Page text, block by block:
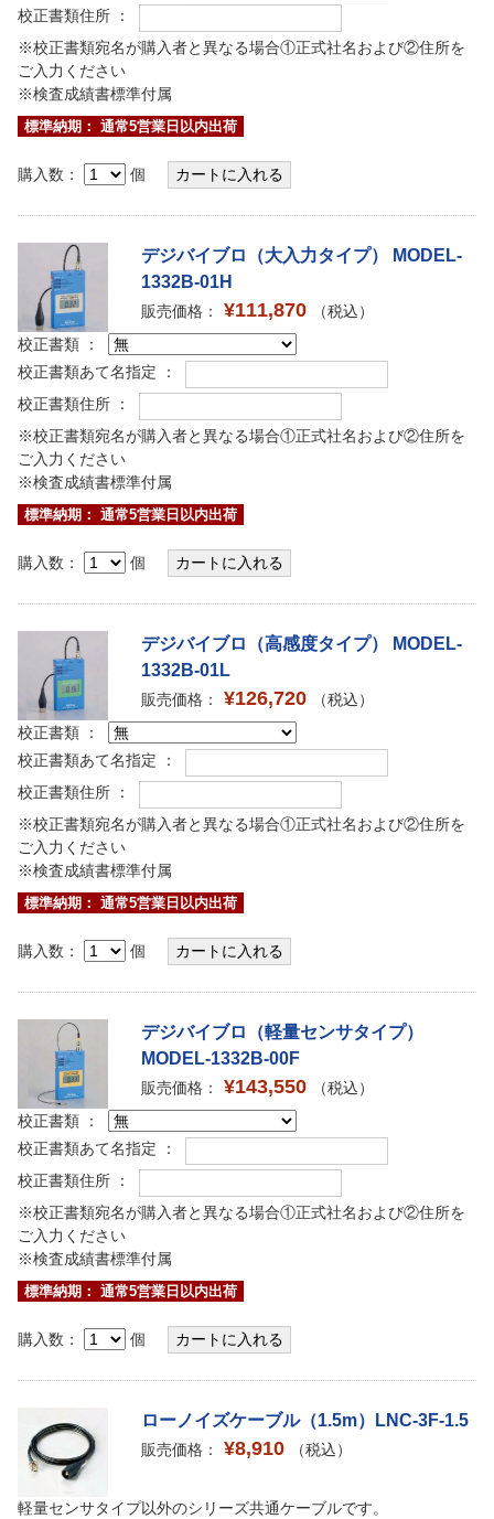
校正書類住所 ：
※校正書類宛名が購入者と異なる場合①正式社名および②住所を
ご入力ください
※検査成績書標準付属
標準納期： 通常5営業日以内出荷
購入数： 個
デジバイブロ（大入力タイプ） MODEL-
1332B-01H
販売価格： ¥111,870
（税込）
校正書類 ：
校正書類あて名指定 ：
校正書類住所 ：
※校正書類宛名が購入者と異なる場合①正式社名および②住所を
ご入力ください
※検査成績書標準付属
標準納期： 通常5営業日以内出荷
購入数： 個
デジバイブロ（高感度タイプ） MODEL-
1332B-01L
販売価格： ¥126,720
（税込）
校正書類 ：
校正書類あて名指定 ：
校正書類住所 ：
※校正書類宛名が購入者と異なる場合①正式社名および②住所を
ご入力ください
※検査成績書標準付属
標準納期： 通常5営業日以内出荷
購入数： 個
デジバイブロ（軽量センサタイプ）
MODEL-1332B-00F
販売価格： ¥143,550
（税込）
校正書類 ：
校正書類あて名指定 ：
校正書類住所 ：
※校正書類宛名が購入者と異なる場合①正式社名および②住所を
ご入力ください
※検査成績書標準付属
標準納期： 通常5営業日以内出荷
購入数： 個
ローノイズケーブル（1.5m）LNC-3F-1.5
販売価格： ¥8,910 （税込）
軽量センサタイプ以外のシリーズ共通ケーブルです。